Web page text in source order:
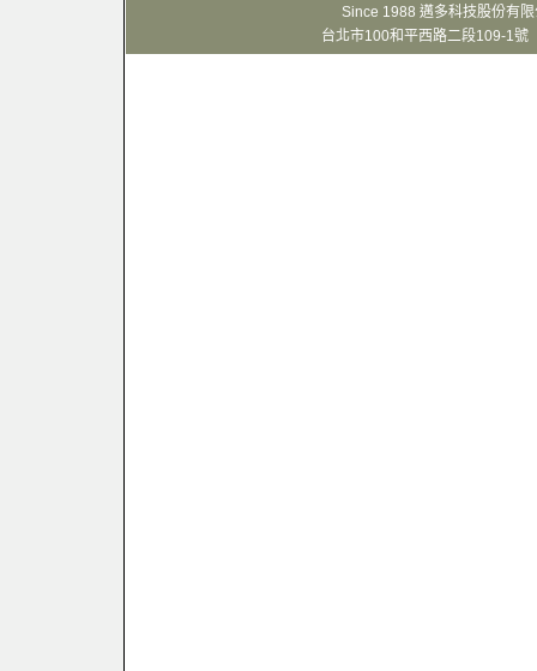
Since 1988 邁多科技股份
台北市100和平西路二段109-1號